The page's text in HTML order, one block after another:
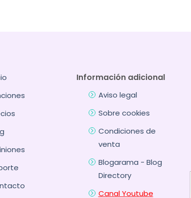
Información adicional
Aviso legal
Sobre cookies
Condiciones de
venta
Blogarama - Blog
Directory
Canal Youtube